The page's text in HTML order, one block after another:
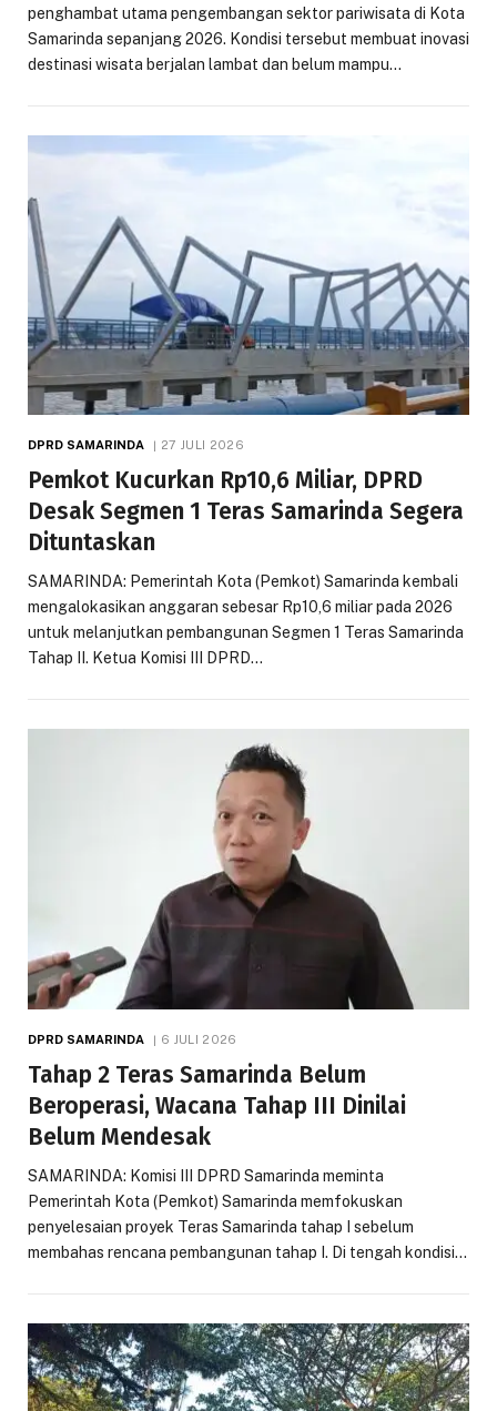
penghambat utama pengembangan sektor pariwisata di Kota
Samarinda sepanjang 2026. Kondisi tersebut membuat inovasi
destinasi wisata berjalan lambat dan belum mampu…
DPRD SAMARINDA 27 JULI 2026
Pemkot Kucurkan Rp10,6 Miliar, DPRD
Desak Segmen 1 Teras Samarinda Segera
Dituntaskan
SAMARINDA: Pemerintah Kota (Pemkot) Samarinda kembali
mengalokasikan anggaran sebesar Rp10,6 miliar pada 2026
untuk melanjutkan pembangunan Segmen 1 Teras Samarinda
Tahap II. Ketua Komisi III DPRD…
DPRD SAMARINDA 6 JULI 2026
Tahap 2 Teras Samarinda Belum
Beroperasi, Wacana Tahap III Dinilai
Belum Mendesak
SAMARINDA: Komisi III DPRD Samarinda meminta
Pemerintah Kota (Pemkot) Samarinda memfokuskan
penyelesaian proyek Teras Samarinda tahap I sebelum
membahas rencana pembangunan tahap I. Di tengah kondisi…